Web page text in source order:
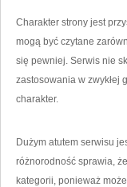
Charakter strony jest
mogą być czytane
się pewniej. Serwis nie
zastosowania w zwykłej
charakter.
Dużym atutem serwisu
różnorodność sprawia,
kategorii, ponieważ